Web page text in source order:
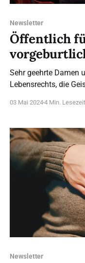
Newsletter
Öffentlich
Sehr geehrte Damen
Lebensrechts, die Geister scheiden sich weiter. Während
siehe unten), halten
Fachvorträge: wie
03 Mai 20244 Min. Lesezeit
Newsletter